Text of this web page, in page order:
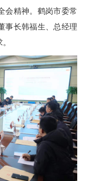
会精神。鹤岗市委常
事长韩福生、总经理